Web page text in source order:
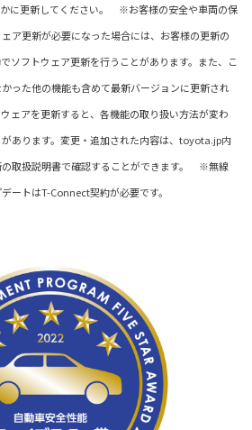
かに更新してください。 ※お客様の安全や車両の保
ア更新が必要になった場合には、お客様の更新の
ソフトウェア更新を行うことがあります。また、こ
った他の機能も含めて最新バージョンに更新され
アを更新すると、各機能の取り扱い方法が変わ
あります。変更・追加された内容は、toyota.jp内
の取扱説明書で確認することができます。 ※無線
ートはT-Connect契約が必要です。